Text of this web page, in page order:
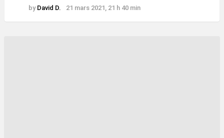
by David D. 21 mars 2021, 21 h 40 min